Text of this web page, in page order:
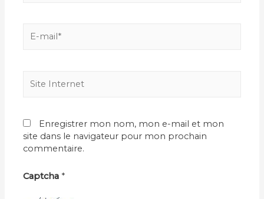
mail*
Internet
Enregistrer mon nom, mon e-mail et mon
site dans le navigateur pour mon prochain
commentaire.
Captcha *